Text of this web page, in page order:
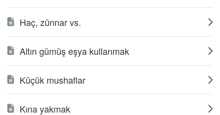
Haç, zünnar vs.
Altın gümüş eşya kullanmak
Küçük mushaflar
Kına yakmak